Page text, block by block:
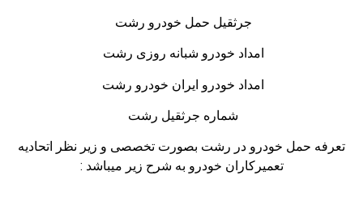
جرثقیل حمل خودرو رشت
امداد خودرو شبانه روزی رشت
امداد خودرو ایران خودرو رشت
شماره جرثقیل رشت
تعرفه حمل خودرو در رشت بصورت تخصصی و زیر نظر اتحادیه
تعمیرکاران خودرو به شرح زیر میباشد :